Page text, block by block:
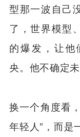
型那一波自己
了，世界模型
的爆发，让他
央。他不确定
换一个角度看
年轻人”，而是